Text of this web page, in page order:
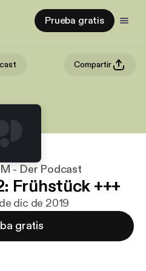
Prueba gratis
Compartir
- Der Podcast
Frühstück +++
dic de 2019
gratis